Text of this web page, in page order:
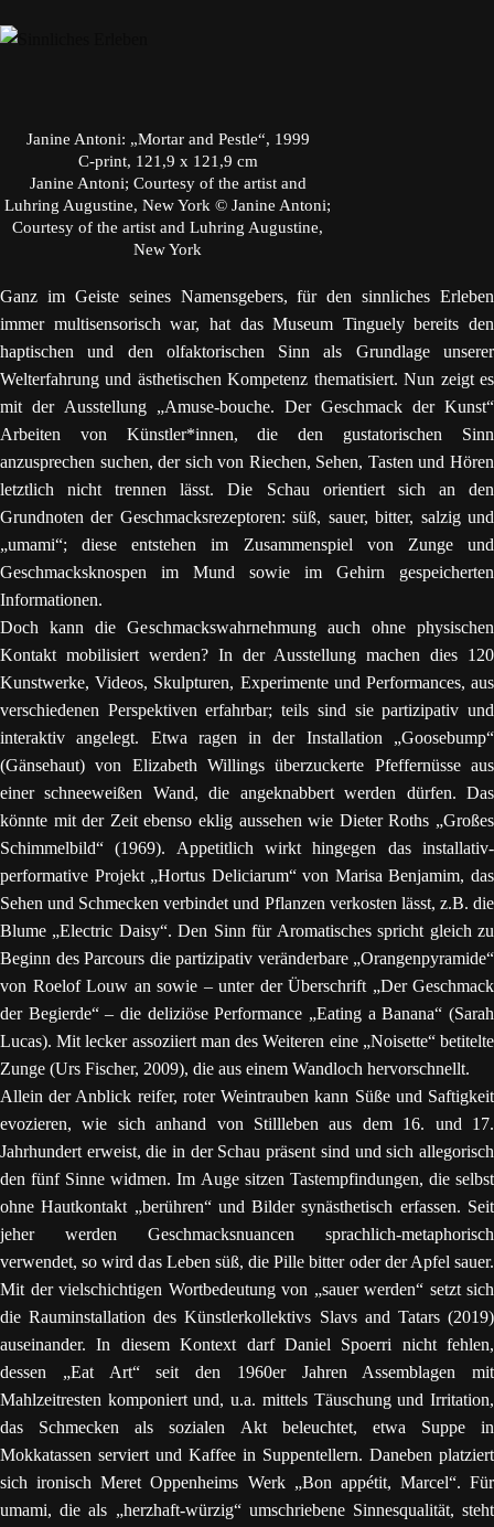
Janine Antoni: „Mortar and Pestle“, 1999
C-print, 121,9 x 121,9 cm
Janine Antoni; Courtesy of the artist and
Luhring Augustine, New York © Janine Antoni;
Courtesy of the artist and Luhring Augustine,
New York
Ganz im Geiste seines Namensgebers, für den sinnliches Erleben
immer multisensorisch war, hat das Museum Tinguely bereits den
haptischen und den olfaktorischen Sinn als Grundlage unserer
Welterfahrung und ästhetischen Kompetenz thematisiert. Nun zeigt es
mit der Ausstellung „Amuse-bouche. Der Geschmack der Kunst“
Arbeiten von Künstler*innen, die den gustatorischen Sinn
anzusprechen suchen, der sich von Riechen, Sehen, Tasten und Hören
letztlich nicht trennen lässt. Die Schau orientiert sich an den
Grundnoten der Geschmacksrezeptoren: süß, sauer, bitter, salzig und
„umami“; diese entstehen im Zusammenspiel von Zunge und
Geschmacksknospen im Mund sowie im Gehirn gespeicherten
Informationen.
Doch kann die Geschmackswahrnehmung auch ohne physischen
Kontakt mobilisiert werden? In der Ausstellung machen dies 120
Kunstwerke, Videos, Skulpturen, Experimente und Performances, aus
verschiedenen Perspektiven erfahrbar; teils sind sie partizipativ und
interaktiv angelegt. Etwa ragen in der Installation „Goosebump“
(Gänsehaut)von Elizabeth Willings überzuckerte Pfeffernüsse aus
einer schneeweißen Wand, die angeknabbert werden dürfen. Das
könnte mit der Zeit ebenso eklig aussehen wie Dieter Roths „Großes
Schimmelbild“ (1969). Appetitlich wirkt hingegen das installativ-
performative Projekt „Hortus Deliciarum“ von Marisa Benjamim, das
Sehen und Schmecken verbindet und Pflanzen verkosten lässt, z.B. die
Blume „Electric Daisy“. Den Sinn für Aromatisches spricht gleich zu
Beginn des Parcours die partizipativ veränderbare „Orangenpyramide“
von Roelof Louw an sowie – unter der Überschrift „Der Geschmack
der Begierde“ – die deliziöse Performance „Eating a Banana“ (Sarah
Lucas). Mit lecker assoziiert man des Weiteren eine „Noisette“ betitelte
Zunge (Urs Fischer, 2009), die aus einem Wandloch hervorschnellt.
Allein der Anblick reifer, roter Weintrauben kann Süße und Saftigkeit
evozieren, wie sich anhand von Stillleben aus dem 16. und 17.
Jahrhundert erweist, die in der Schau präsent sind und sich allegorisch
den fünf Sinne widmen. Im Auge sitzen Tastempfindungen, die selbst
ohne Hautkontakt „berühren“ und Bilder synästhetisch erfassen. Seit
jeher werden Geschmacksnuancen sprachlich-metaphorisch
verwendet, so wird das Leben süß, die Pille bitter oder der Apfel sauer.
Mit der vielschichtigen Wortbedeutung von „sauer werden“ setzt sich
die Rauminstallation des Künstlerkollektivs Slavs and Tatars (2019)
auseinander. In diesem Kontext darf Daniel Spoerri nicht fehlen,
dessen „Eat Art“ seit den 1960er Jahren Assemblagen mit
Mahlzeitresten komponiert und, u.a. mittels Täuschung und Irritation,
das Schmecken als sozialen Akt beleuchtet, etwa Suppe in
Mokkatassen serviert und Kaffee in Suppentellern. Daneben platziert
sich ironisch Meret Oppenheims Werk „Bon appétit, Marcel“. Für
umami, die als „herzhaft-würzig“ umschriebene Sinnesqualität, steht